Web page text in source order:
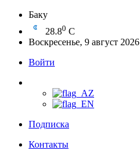
Баку
28.80 C
Воскресенье, 9 август 2026
Войти
Подписка
Контакты